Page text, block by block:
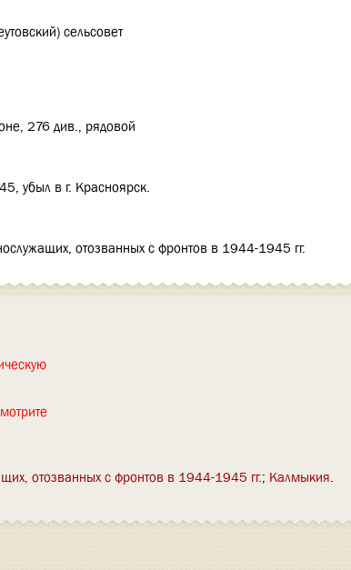
сельсовет
276 див., рядовой
убыл в г. Красноярск.
отозванных с фронтов в 1944-1945 гг.
отозванных с фронтов в 1944-1945 гг. Калмыкия